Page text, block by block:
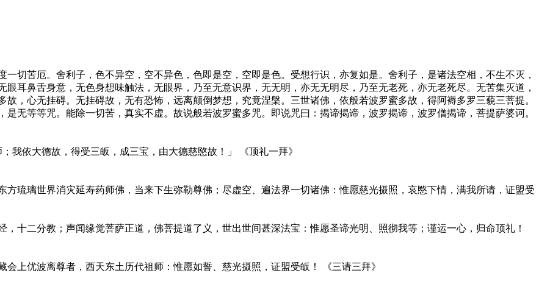
切苦厄。舍利子，色不异空，空不异色，色即是空，空即是色。受想行识，亦复如是。舍利子，是诸法空相，不生不灭，
耳鼻舌身意，无色身想味触法，无眼界，乃至无意识界，无无明，亦无无明尽，乃至无老死，亦无老死尽。无苦集灭道，
，心无挂碍。无挂碍故，无有恐怖，远离颠倒梦想，究竟涅槃。三世诸佛，依般若波罗蜜多故，得阿褥多罗三藐三菩提。
无等等咒。能除一切苦，真实不虚。故说般若波罗蜜多咒。即说咒曰：揭谛揭谛，波罗揭谛，波罗僧揭谛，菩提萨婆诃。
我依大德故，得受三皈，成三宝，由大德慈愍故！」 《顶礼一拜》
琉璃世界消灾延寿药师佛，当来下生弥勒尊佛；尽虚空、遍法界一切诸佛：惟愿慈光摄照，哀愍下情，满我所请，证盟受
十二分教；声闻缘觉菩萨正道，佛菩提道了义，世出世间甚深法宝：惟愿圣谛光明、照彻我等；谨运一心，归命顶礼！
上优波离尊者，西天东土历代祖师：惟愿如誓、慈光摄照，证盟受皈！ 《三请三拜》